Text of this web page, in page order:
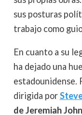
sus posturas
trabajo como
En cuanto a su
ha dejado una
estadounidense.
dirigida por
de Jeremiah